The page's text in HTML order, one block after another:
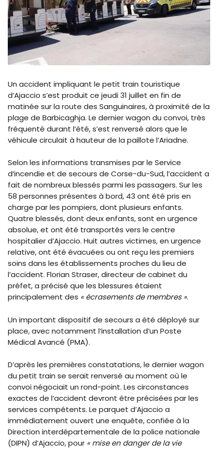
Un accident impliquant le petit train touristique
d’Ajaccio s’est produit ce jeudi 31 juillet en fin de
matinée sur la route des Sanguinaires, à proximité de la
plage de Barbicaghja. Le dernier wagon du convoi, très
fréquenté durant l’été, s’est renversé alors que le
véhicule circulait à hauteur de la paillote l’Ariadne.
Selon les informations transmises par le Service
d’incendie et de secours de Corse-du-Sud, l’accident a
fait de nombreux blessés parmi les passagers. Sur les
58 personnes présentes à bord, 43 ont été pris en
charge par les pompiers, dont plusieurs enfants.
Quatre blessés, dont deux enfants, sont en urgence
absolue, et ont été transportés vers le centre
hospitalier d’Ajaccio. Huit autres victimes, en urgence
relative, ont été évacuées ou ont reçu les premiers
soins dans les établissements proches du lieu de
l’accident. Florian Straser, directeur de cabinet du
préfet, a précisé que les blessures étaient
principalement des « écrasements de membres ».
Un important dispositif de secours a été déployé sur
place, avec notamment l’installation d’un Poste
Médical Avancé (PMA).
D’après les premières constatations, le dernier wagon
du petit train se serait renversé au moment où le
convoi négociait un rond-point. Les circonstances
exactes de l’accident devront être précisées par les
services compétents. Le parquet d’Ajaccio a
immédiatement ouvert une enquête, confiée à la
Direction interdépartementale de la police nationale
(DIPN) d’Ajaccio, pour « mise en danger de la vie